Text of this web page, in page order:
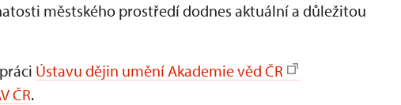
městského prostředí dodnes aktuální a důležitou
Ústavu dějin umění Akademie věd ČR
ČR.